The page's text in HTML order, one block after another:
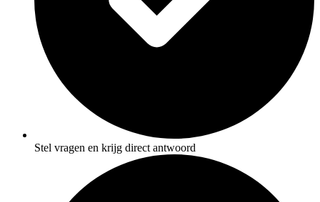
Stel vragen en krijg direct antwoord